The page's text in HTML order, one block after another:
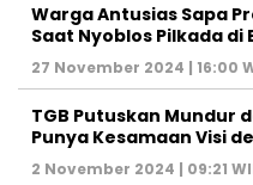
Warga Antusias Sapa
Saat Nyoblos Pilkada di
27 November 2024 | 16:00
TGB Putuskan Mundur
Punya Kesamaan Visi
2 November 2024 | 09:21